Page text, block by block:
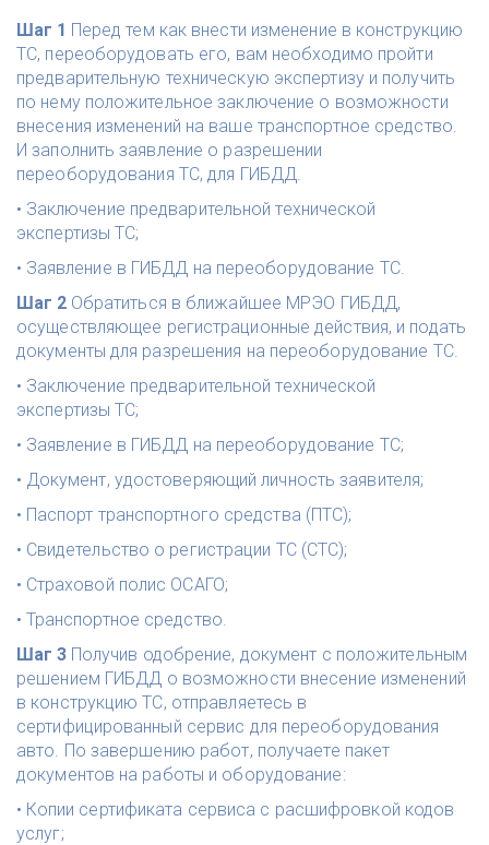
Шаг 1 Перед тем как внести изменение в конструкцию
ТС, переоборудовать его, вам необходимо пройти
предварительную техническую экспертизу и получить
по нему положительное заключение о возможности
внесения изменений на ваше транспортное средство.
И заполнить заявление о разрешении
переоборудования ТС, для ГИБДД.
• Заключение предварительной технической
экспертизы ТС;
• Заявление в ГИБДД на переоборудование ТС.
Шаг 2 Обратиться в ближайшее МРЭО ГИБДД,
осуществляющее регистрационные действия, и подать
документы для разрешения на переоборудование ТС.
• Заключение предварительной технической
экспертизы ТС;
• Заявление в ГИБДД на переоборудование ТС;
• Документ, удостоверяющий личность заявителя;
• Паспорт транспортного средства (ПТС);
• Свидетельство о регистрации ТС (СТС);
• Страховой полис ОСАГО;
• Транспортное средство.
Шаг 3 Получив одобрение, документ с положительным
решением ГИБДД о возможности внесение изменений
в конструкцию ТС, отправляетесь в
сертифицированный сервис для переоборудования
авто. По завершению работ, получаете пакет
документов на работы и оборудование:
• Копии сертификата сервиса с расшифровкой кодов
услуг;